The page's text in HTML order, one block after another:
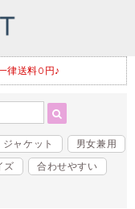
律送料0円♪
ジャケット
男女兼用
ズ
合わせやすい